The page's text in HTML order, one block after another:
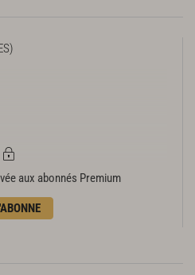
aux abonnés Premium